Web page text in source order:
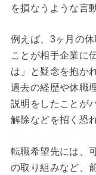
を損なうような言
例えば、3ヶ月の
ことが相手企業に
は」と疑念を抱か
過去の経歴や休職
説明をしたことが
解除などを招く恐
転職希望先には、
の取り組みなど、